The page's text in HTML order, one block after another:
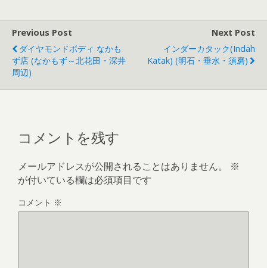
Previous Post
ダイヤモンドボディ なかも
ず店 (なかもず～北花田・深井
周辺)
Next Post
インダーカタック(Indah
Katak) (明石・垂水・須磨)
コメントを残す
メールアドレスが公開されることはありません。
※
が付いている欄は必須項目です
コメント ※